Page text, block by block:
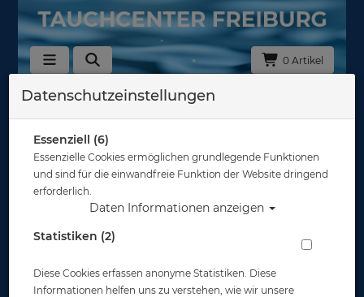
0 Artikel
Zurück
Datenschutzeinstellungen
Essenziell (6)
Essenzielle Cookies ermöglichen grundlegende Funktionen
und sind für die einwandfreie Funktion der Website dringend
erforderlich.
Daten Informationen anzeigen
Statistiken (2)
Diese Cookies erfassen anonyme Statistiken. Diese
Informationen helfen uns zu verstehen, wie wir unsere